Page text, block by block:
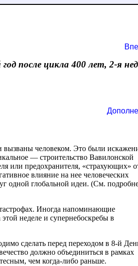
после цикла 400 лет, 2-я
вызваны человеком. Это были
— строительство Вавилонской
или предохранителя, «страхующих»
влияние на нее человеческих
одной глобальной идеи. (См.
Иногда напоминающие
этой неделе и супернебоскребы в
сделать перед переходом в 8-й
должно объединиться в рамках
чем когда-либо раньше.